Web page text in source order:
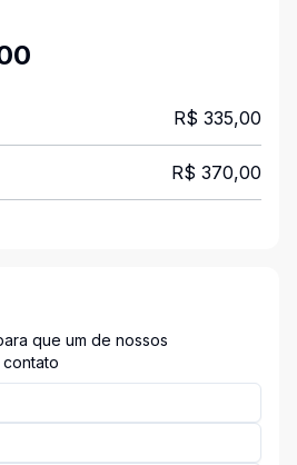
R$ 335,00
R$ 370,00
que um de nossos